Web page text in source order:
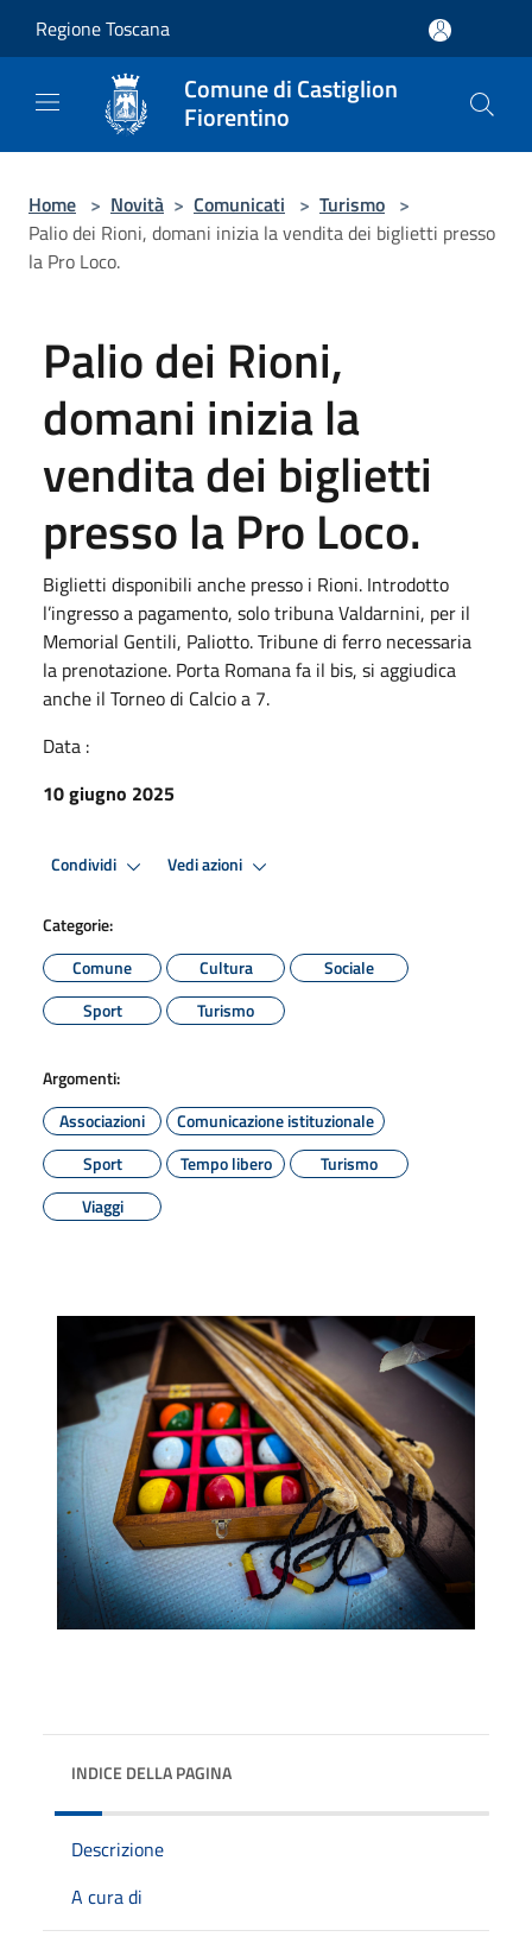
Regione Toscana
Comune di Castiglion
Fiorentino
Home > Novità > Comunicati > Turismo >
Palio dei Rioni, domani inizia la vendita dei biglietti presso
la Pro Loco.
Palio dei Rioni,
domani inizia la
vendita dei biglietti
presso la Pro Loco.
Biglietti disponibili anche presso i Rioni. Introdotto
l’ingresso a pagamento, solo tribuna Valdarnini, per il
Memorial Gentili, Paliotto. Tribune di ferro necessaria
la prenotazione. Porta Romana fa il bis, si aggiudica
anche il Torneo di Calcio a 7.
Data :
10 giugno 2025
Condividi Vedi azioni
Categorie:
Comune
Cultura
Sociale
Sport
Turismo
Argomenti:
Associazioni
Comunicazione istituzionale
Sport
Tempo libero
Turismo
Viaggi
INDICE DELLA PAGINA
Descrizione
A cura di